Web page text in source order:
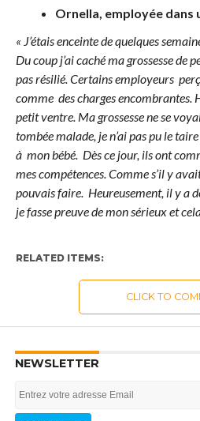
Ornella, employée dans
« J’étais enceinte de quelques
Du coup j’ai caché ma grossesse de
pas résilié. Certains employeurs
comme des charges encombrantes.
petit ventre. Ma grossesse ne se
tombée malade, je n’ai pas pu le
à mon bébé. Dès ce jour, ils ont
mes compétences. Comme s’il y
pouvais faire. Heureusement, il y a
je fasse preuve de mon sérieux et cela
RELATED ITEMS:
CLICK TO
NEWSLETTER